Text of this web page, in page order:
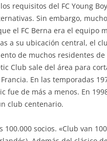
requisitos del FC Young
Sin embargo,
el FC Berna era el equipo
a su ubicación central, el
de muchos residentes de
Club sale del área para
En las temporadas
fue de más a menos. En
club centenario.
100.000 socios. «Club van